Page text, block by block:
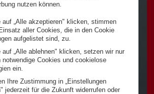
nutzen können.
auf „Alle akzeptieren" klicken, stimmen
aller Cookies, die in den Cookie
aufgelistet sind, zu.
auf „Alle ablehnen" klicken, setzen wir nur
notwendige Cookies und cookielose
ein.
Ihre Zustimmung in „Einstellungen
jederzeit für die Zukunft widerrufen oder